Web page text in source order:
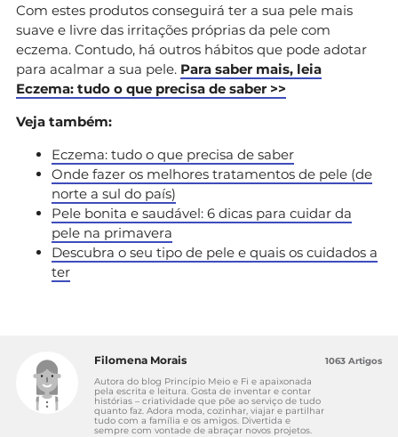
Com estes produtos conseguirá ter a sua pele mais
suave e livre das irritações próprias da pele com
eczema. Contudo, há outros hábitos que pode adotar
para acalmar a sua pele. Para saber mais, leia
Eczema: tudo o que precisa de saber >>
Veja também:
Eczema: tudo o que precisa de saber
Onde fazer os melhores tratamentos de pele (de
norte a sul do país)
Pele bonita e saudável: 6 dicas para cuidar da
pele na primavera
Descubra o seu tipo de pele e quais os cuidados a
ter
Filomena Morais
Autora do blog Princípio Meio e Fi e apaixonada
pela escrita e leitura. Gosta de inventar e contar
histórias – criatividade que põe ao serviço de tudo
quanto faz. Adora moda, cozinhar, viajar e partilhar
tudo com a família e os amigos. Divertida e
sempre com vontade de abraçar novos projetos.
1063 Artigos